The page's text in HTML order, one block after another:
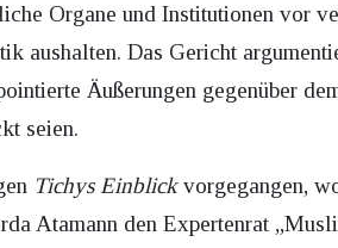
Organe und Institutionen vor
aushalten. Das Gericht
Äußerungen gegenüber
seien.
Tichys Einblickvorgegangen,
Atamann den Expertenrat